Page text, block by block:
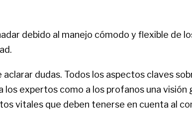
debido al manejo cómodo y flexible de
dudas. Todos los aspectos claves
expertos como a los profanos una visión
vitales que deben tenerse en cuenta al